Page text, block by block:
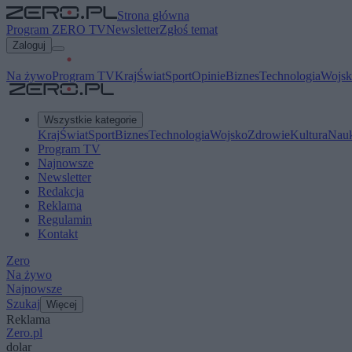
Strona główna
Program ZERO TVNewsletterZgłoś temat
Zaloguj
Na żywoProgram TVKrajŚwiatSportOpinieBiznesTechnologia
Wszystkie kategorie
KrajŚwiatSportBiznesTechnologiaWojskoZdrowieKultura
Program TV
Najnowsze
Newsletter
Redakcja
Reklama
Regulamin
Kontakt
Zero
Na żywo
Najnowsze
Szukaj Więcej
Reklama
Zero.pl
dolar